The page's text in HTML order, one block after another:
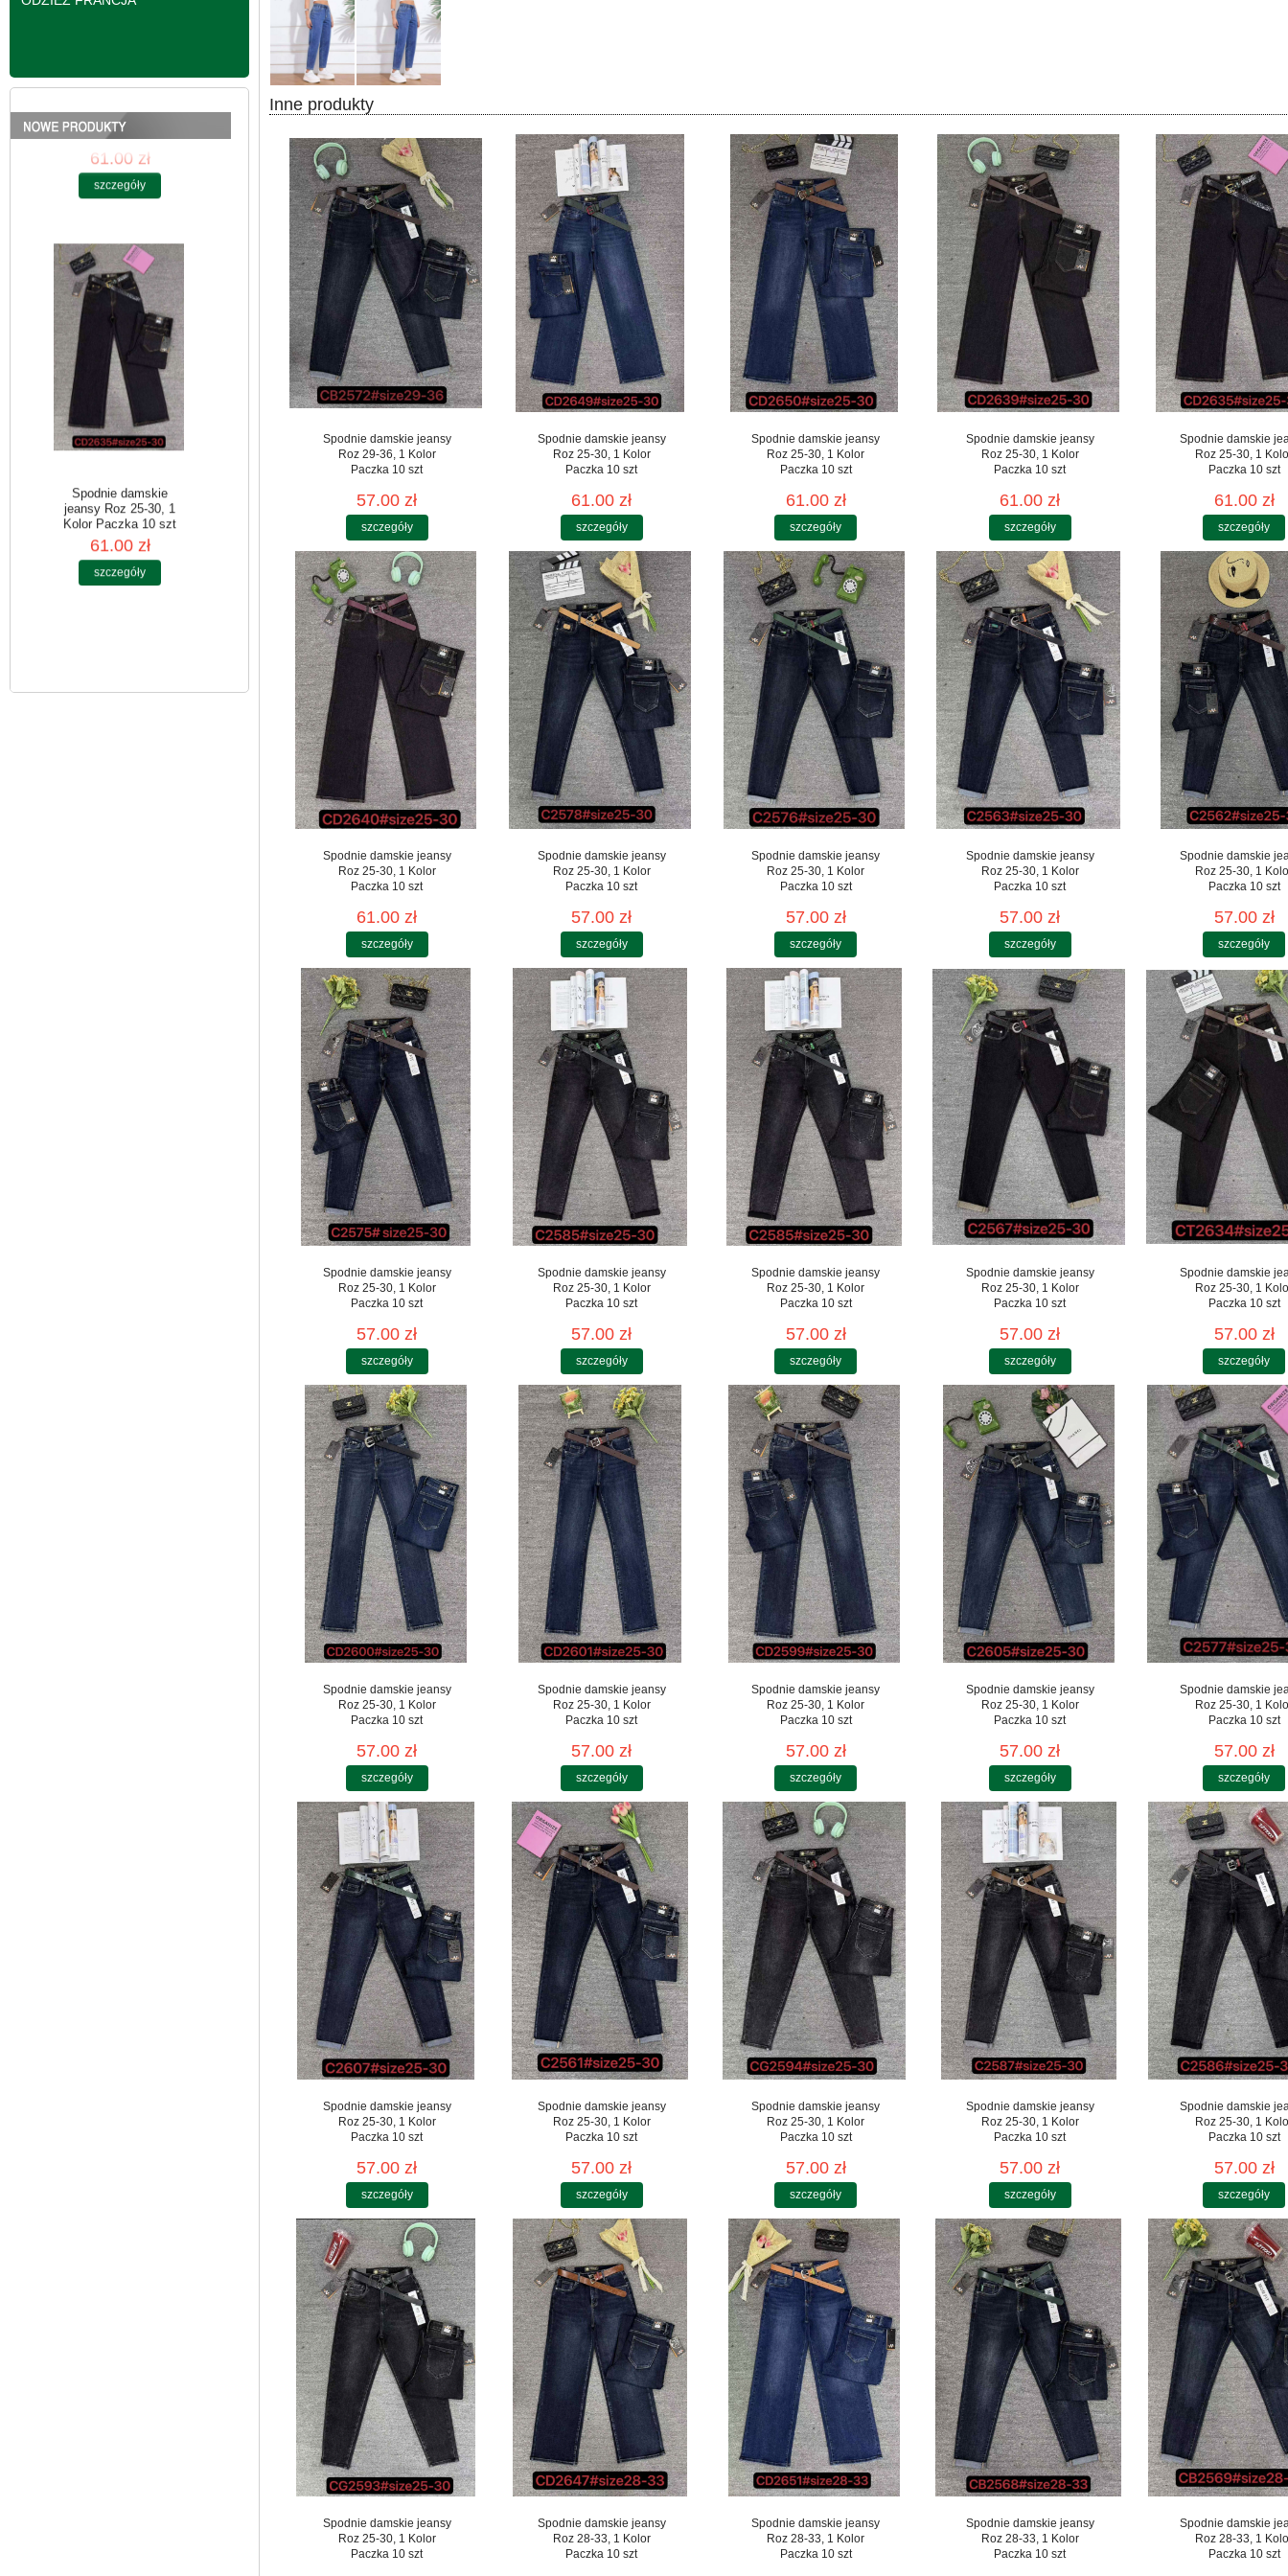
Spodnie damskie
jeansy Roz 25-30, 1
Kolor Paczka 10 szt
szczegóły
Spodnie damskie
jeansy Roz 25-30, 1
Kolor Paczka 10 szt
Inne produkty
Spodnie damskie jeansy
Roz 29-36, 1 Kolor
Paczka 10 szt
57.00 zł
szczegóły
Spodnie damskie jeansy
Roz 25-30, 1 Kolor
Paczka 10 szt
61.00 zł
szczegóły
Spodnie damskie jeansy
Roz 25-30, 1 Kolor
Paczka 10 szt
61.00 zł
szczegóły
Spodnie damskie jeansy
Roz 25-30, 1 Kolor
Paczka 10 szt
61.00 zł
szczegóły
Spodnie damskie
Roz 25-30, 1
Paczka 10 szt
61.00 zł
szczegóły
Spodnie damskie jeansy
Roz 25-30, 1 Kolor
Paczka 10 szt
61.00 zł
szczegóły
Spodnie damskie jeansy
Roz 25-30, 1 Kolor
Paczka 10 szt
57.00 zł
szczegóły
Spodnie damskie jeansy
Roz 25-30, 1 Kolor
Paczka 10 szt
57.00 zł
szczegóły
Spodnie damskie jeansy
Roz 25-30, 1 Kolor
Paczka 10 szt
57.00 zł
szczegóły
Spodnie damskie
Roz 25-30, 1
Paczka 10 szt
57.00 zł
szczegóły
Spodnie damskie jeansy
Roz 25-30, 1 Kolor
Paczka 10 szt
57.00 zł
szczegóły
Spodnie damskie jeansy
Roz 25-30, 1 Kolor
Paczka 10 szt
57.00 zł
szczegóły
Spodnie damskie jeansy
Roz 25-30, 1 Kolor
Paczka 10 szt
57.00 zł
szczegóły
Spodnie damskie jeansy
Roz 25-30, 1 Kolor
Paczka 10 szt
57.00 zł
szczegóły
Spodnie damskie
Roz 25-30, 1
Paczka 10 szt
57.00 zł
szczegóły
Spodnie damskie jeansy
Roz 25-30, 1 Kolor
Paczka 10 szt
57.00 zł
szczegóły
Spodnie damskie jeansy
Roz 25-30, 1 Kolor
Paczka 10 szt
57.00 zł
szczegóły
Spodnie damskie jeansy
Roz 25-30, 1 Kolor
Paczka 10 szt
57.00 zł
szczegóły
Spodnie damskie jeansy
Roz 25-30, 1 Kolor
Paczka 10 szt
57.00 zł
szczegóły
Spodnie damskie
Roz 25-30, 1
Paczka 10 szt
57.00 zł
szczegóły
Spodnie damskie jeansy
Roz 25-30, 1 Kolor
Paczka 10 szt
57.00 zł
szczegóły
Spodnie damskie jeansy
Roz 25-30, 1 Kolor
Paczka 10 szt
57.00 zł
szczegóły
Spodnie damskie jeansy
Roz 25-30, 1 Kolor
Paczka 10 szt
57.00 zł
szczegóły
Spodnie damskie jeansy
Roz 25-30, 1 Kolor
Paczka 10 szt
57.00 zł
szczegóły
Spodnie damskie
Roz 25-30, 1
Paczka 10 szt
57.00 zł
szczegóły
Spodnie damskie jeansy
Roz 25-30, 1 Kolor
Paczka 10 szt
Spodnie damskie jeansy
Roz 28-33, 1 Kolor
Paczka 10 szt
Spodnie damskie jeansy
Roz 28-33, 1 Kolor
Paczka 10 szt
Spodnie damskie jeansy
Roz 28-33, 1 Kolor
Paczka 10 szt
Spodnie damskie
Roz 28-33, 1
Paczka 10 szt